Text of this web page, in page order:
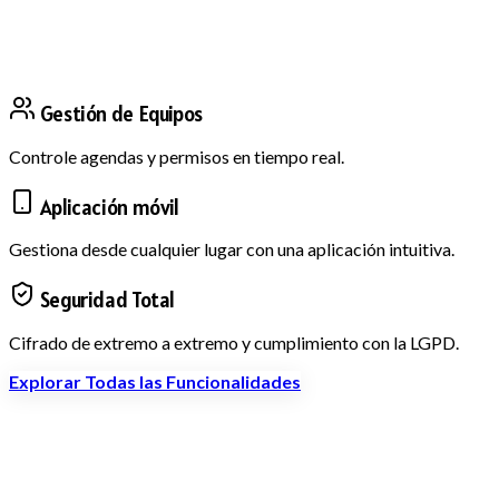
Gestión de Equipos
Controle agendas y permisos en tiempo real.
Aplicación móvil
Gestiona desde cualquier lugar con una aplicación intuitiva.
Seguridad Total
Cifrado de extremo a extremo y cumplimiento con la LGPD.
Explorar Todas las Funcionalidades